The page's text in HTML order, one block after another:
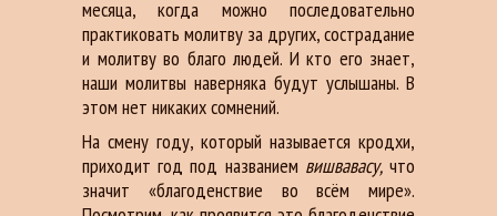
месяца, когда можно последовательно
практиковать молитву за других, сострадание
и молитву во благо людей. И кто его знает,
наши молитвы наверняка будут услышаны. В
этом нет никаких сомнений.
На смену году, который называется кродхи,
приходит год под названием вишвавасу,что
значит «благоденствие во всём мире».